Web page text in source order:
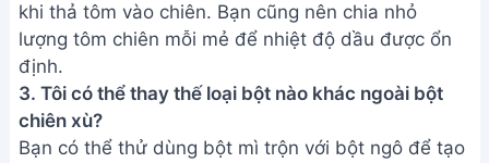
khi thả tôm vào chiên. Bạn cũng nên chia nhỏ
lượng tôm chiên mỗi mẻ để nhiệt độ dầu được ổn
định.
3. Tôi có thể thay thế loại bột nào khác ngoài bột
chiên xù?
Bạn có thể thử dùng bột mì trộn với bột ngô để tạo